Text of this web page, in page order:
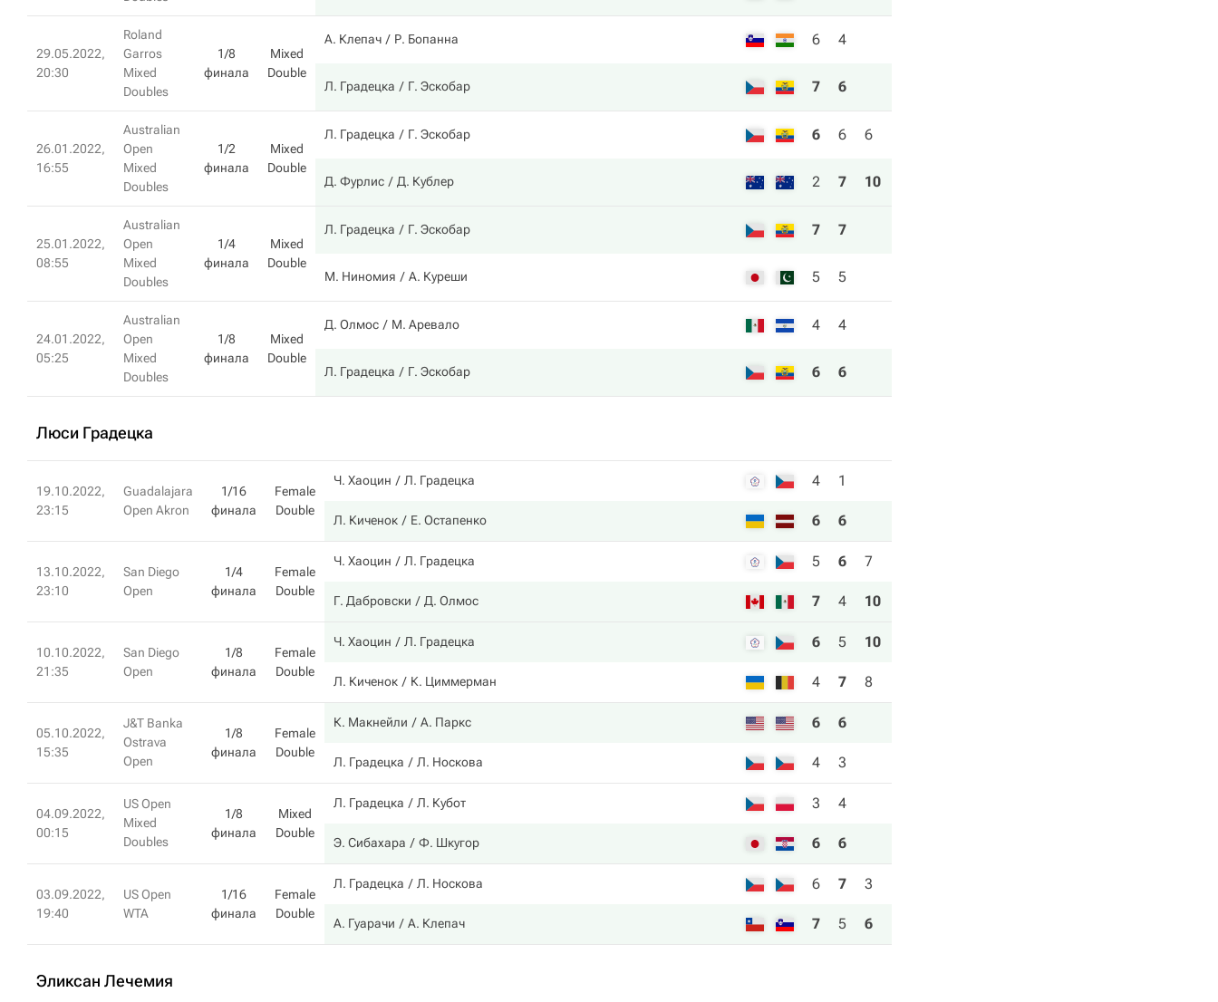
29.05.2022,
20:30
Roland
Garros
Mixed
Doubles
1/8
финала
Mixed
Double
А. Клепач Р. Бопанна 6 4
Л. Градецка Г. Эскобар 7 6
26.01.2022,
16:55
Australian
Open
Mixed
Doubles
1/2
финала
Mixed
Double
Л. Градецка Г. Эскобар 6 6 6
Д. Фурлис Д. Кублер 2 7 10
25.01.2022,
08:55
Australian
Open
Mixed
Doubles
1/4
финала
Mixed
Double
Л. Градецка Г. Эскобар 7 7
М. Ниномия А. Куреши 5 5
24.01.2022,
05:25
Australian
Open
Mixed
Doubles
1/8
финала
Mixed
Double
Д. Олмос М. Аревало 4 4
Л. Градецка Г. Эскобар 6 6
Люси Градецка
19.10.2022,
23:15
Guadalajara
Open Akron
1/16
финала
Female
Double
Ч. Хаоцин Л. Градецка 4 1
Л. Киченок Е. Остапенко 6 6
13.10.2022,
23:10
San Diego
Open
1/4
финала
Female
Double
Ч. Хаоцин Л. Градецка 5 6 7
Г. Дабровски Д. Олмос 7 4 10
10.10.2022,
21:35
San Diego
Open
1/8
финала
Female
Double
Ч. Хаоцин Л. Градецка 6 5 10
Л. Киченок К. Циммерман 4 7 8
05.10.2022,
15:35
J&T Banka
Ostrava
Open
1/8
финала
Female
Double
К. Макнейли А. Паркс 6 6
Л. Градецка Л. Носкова 4 3
04.09.2022,
00:15
US Open
Mixed
Doubles
1/8
финала
Mixed
Double
Л. Градецка Л. Кубот 3 4
Э. Сибахара Ф. Шкугор 6 6
03.09.2022,
19:40
US Open
WTA
1/16
финала
Female
Double
Л. Градецка Л. Носкова 6 7 3
А. Гуарачи А. Клепач 7 5 6
Эликсан Лечемия